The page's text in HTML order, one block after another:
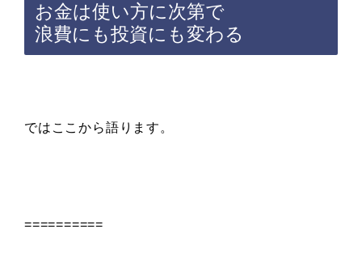
お金は使い方に次第で
浪費にも投資にも変わる
ではここから語ります。
==========